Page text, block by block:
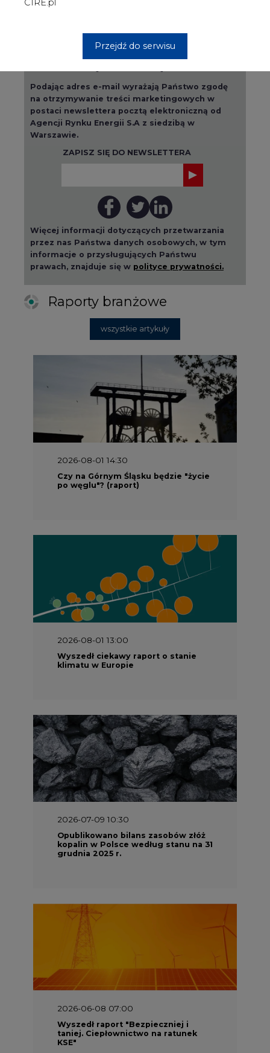
Więcej informacji dotyczących przetwarzania
przez nas Państwa danych osobowych, w tym
informacje o przysługujących Państwu
prawach, znajduje się w polityce prywatności.
Raporty branżowe
po węglu"? (raport)
2026-08-01 13:00
Wyszedł ciekawy raport o stanie
klimatu w Europie
2026-07-09 10:30
Opublikowano bilans zasobów złóż
kopalin w Polsce według stanu na 31
grudnia 2025 r.
2026-06-08 07:00
Wyszedł raport "Bezpieczniej i
taniej. Ciepłownictwo na ratunek
KSE"
2026-05-23 16:00
Wyszedł raport „Przez gaz do OZE.
Dekarbonizacja ciepłownictwa